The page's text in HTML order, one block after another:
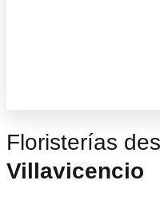
Floristerías
Villavicencio